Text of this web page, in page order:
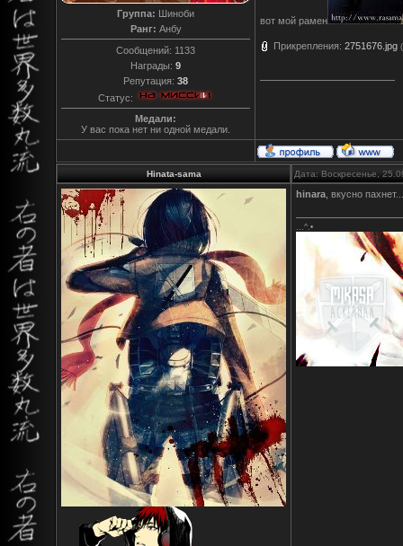
Группа: Шиноби
Ранг: Анбу
Сообщений: 1133
Награды: 9
Репутация: 38
Статус:
Медали:
У вас пока нет ни одной медали.
вот мой рамен
Прикрепления: 2751676.jpg
Hinata-sama Дата: Воскресенье,
hinara , вкусно пахнет...
...^.•